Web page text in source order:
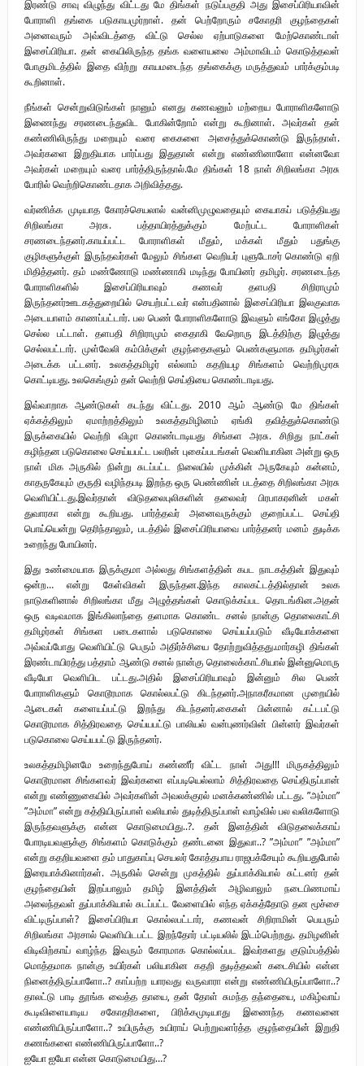
இரண்டு சாவு விழுந்து விட்டது மே திங்கள் நடுப்பகுதி அது இசைப்பிரியாவின்
போராளி தங்கை படுகாயமுர்றாள். தன் பெற்றோரும் சகோதரி குழந்தைகள்
அனைவரும் அவ்விடத்தை விட்டு செல்ல ஏற்பாடுகளை மேற்கொண்டாள்
இசைப்பிரியா. தன் கையிலிருந்த தங்க வளையலை அம்மாவிடம் கொடுத்தவள்
போகுமிடத்தில் இதை விற்று காயமடைந்த தங்கைக்கு மருத்துவம் பார்க்கும்படி
கூறினாள்.
நீங்கள் சென்றுவிடுங்கள் நானும் எனது கணவனும் மற்றைய போராளிகளோடு
இணைந்து சரணடைந்துவிட போகின்றோம் என்று கூறினாள். அவர்கள் தன்
கண்ணிலிருந்து மறையும் வரை கைகளை அசைத்துக்கொண்டு இருந்தாள்.
அவர்களை இறுதியாக பார்ப்பது இதுதான் என்று எண்ணினாளோ என்னவோ
அவர்கள் மறையும் வரை பார்த்திருந்தால்.மே திங்கள் 18 நாள் சிறிலங்கா அரசு
போரில் வெற்றிகொண்டதாக அறிவித்தது.
வர்ணிக்க முடியாத கோரச்செயலால் வன்னிமுழுவதையும் கையாகப் படுத்தியது
சிறிலங்கா அரசு. பத்தாயிரத்துக்கும் மேற்பட்ட போராளிகள்
சரணடைந்தனர்.காயப்பட்ட போராளிகள் மீதும், மக்கள் மீதும் பதுங்கு
குழிகளுக்குள் இருந்தவர்கள் மேலும் சிங்கள வெறியர் புளுடோசர் கொண்டு ஏறி
மிதித்தனர். தம் மண்ணோடு மண்ணாகி மடிந்து போயினர் தமிழர். சரணடைந்த
போராளிகளில் இசைப்பிரியாவும் கணவர் தளபதி சிறிராமும்
இருந்தனர்ஊடகத்துறையில் செயற்பட்டவர் என்பதினால் இசைப்பிரியா இலகுவாக
அடையாளம் காணப்பட்டார். பல பெண் போராளிகளோடு இவளும் எங்கோ இழுத்து
செல்ல பட்டாள். தளபதி சிறிராமும் கைதாகி வேறொரு இடத்திற்கு இழுத்து
செல்லபட்டார். முள்வேலி கம்பிக்குள் குழந்தைகளும் பெண்களுமாக தமிழர்கள்
அடைக்க பட்டனர். உலகத்தமிழர் எல்லாம் கதறியழ சிங்களம் வெற்றிமுரசு
கொட்டியது. உலகெங்கும் தன் வெற்றி செய்தியை கொண்டாடியது.
இவ்வாறாக ஆண்டுகள் கடந்து விட்டது. 2010 ஆம் ஆண்டு மே திங்கள்
ஏக்கத்திலும் ஏமாற்றத்திலும் உலகத்தமிழினம் ஏங்கி தவித்துக்கொண்டு
இருக்கையில் வெற்றி விழா கொண்டாடியது சிங்கள அரசு. சிறிது நாட்கள்
கழிந்தன படுகொலை செய்யபட்ட பலரின் புகைப்படங்கள் வெளியாகின அன்று ஒரு
நாள் மிக அருகில் நின்று சுடப்பட்ட நிலையில் முக்கின் அருகேயும் கன்னம்,
காதருகேயும் குருதி வழிந்தபடி இறந்த ஒரு பெண்ணின் படத்தை சிறிலங்கா அரசு
வெளியிட்டது.இவர்தான் விடுதலைபுலிகளின் தலைவர் பிரபாகரனின் மகள்
துவாரகா என்று கூறியது. பார்த்தவர் அனைவருக்கும் குறைப்பட்ட செய்தி
பொய்யென்று தெரிந்தாலும், படத்தில் இசைப்பிரியாவை பார்த்தனர் மனம் துடிக்க
உறைந்து போயினர்.
இது உண்மையாக இருக்குமா அல்லது சிங்களத்தின் கபட நாடகத்தின் இதுவும்
ஒன்ற… என்று கேள்விகள் இருந்தன.இந்த காலகட்டத்தில்தான் உலக
நாடுகளினால் சிறிலங்கா மீது அழுத்தங்கள் கொடுக்கப்பட தொடங்கின.அதன்
ஒரு வடிவமாக இங்கிலாந்தை தளமாக கொண்ட சனல் நான்கு தொலைகாட்சி
தமிழர்கள் சிங்கள படைகளால் படுகொலை செய்யப்படும் வீடியோக்களை
அவ்வப்போது வெளியிட்டு பெரும் அதிர்ச்சியை தோற்றுவித்தது.மார்கழி திங்கள்
இரண்டாயிரத்து பத்தாம் ஆண்டு சனல் நான்கு தொலைக்காட்சியால் இன்னுமொரு
வீடியோ வெளியிட பட்டது.அதில் இசைப்பிரியாவும் இன்னும் சில பெண்
போராளிகளும் கொடூரமாக கொல்லபட்டு கிடந்தனர்.அநாகரீகமான முறையில்
ஆடைகள் களையப்பட்டு இறந்து கிடந்தனர்.கைகள் பின்னால் கட்டபட்டு
கொடூரமாக சித்திரவதை செய்யபட்டு பாலியல் வன்புணர்வின் பின்னர் இவர்கள்
படுகொலை செய்யபட்டு இருந்தனர்.
உலகத்தமிழினமே உறைந்துபோய் கண்ணீர் விட்ட நாள் அது!!! மிருகத்திலும்
கொடூரமான சிங்களவர் இவர்களை எப்படியெல்லாம் சித்திரவதை செய்திருப்பான்
என்று எண்ணுகையில் அவர்களின் அவலக்குரல் மனக்கண்ணில் பட்டது. ”அம்மா”
”அம்மா” என்று கத்தியிருப்பாள் வலியால் துடித்திருப்பாள் வாழ்வில் பல வலிகளோடு
இருந்தவளுக்கு என்ன கொடுமையிது..?. தன் இனத்தின் விடுதலைக்காய்
போரடியவளுக்கு சிங்களம் கொடுக்கும் தண்டனை இதுவா..? ”அம்மா” ”அம்மா”
என்று கதறியவளை தம் பாதுகாப்பு செயலர் கோத்தபாய ராஜபக்சேயும் கூறியதுபோல்
இரையாக்கினார்கள். அருகில் சென்று முகத்தில் துப்பாக்கியால் சுட்டனர் தன்
குழந்தையின் இறப்பாலும் தமிழ் இனத்தின் அழிவாலும் நடைபிணமாய்
அலைந்தவள் துப்பாக்கியால் சுடப்பட்ட வேளையில் எந்த ஏக்கத்தோடு தன மூச்சை
விட்டிருப்பாள்? இசைப்பிரியா கொல்லபட்டார், கணவன் சிறிராமின் பெயரும்
சிறிலங்கா அரசால் வெளியிடபட்ட இறந்தோர் பட்டியலில் இடம்பெற்றது. தமிழனின்
விடிவிற்காய் வாழ்ந்த இவரும் கோரமாக கொல்லப்பட இவர்களது குடும்பத்தில்
மொத்தமாக நான்கு உயிர்கள் பலியாகின கதறி துடித்தவள் கடைசியில் என்ன
நினைத்திருப்பாளோ..? காப்பற்ற யாரவது வருவாரா என்று எண்ணியிருப்பாளோ..?
தாலட்டு பாடி தூங்க வைத்த தாயை, தன் தோள் சுமந்த தந்தையை, மகிழ்வாய்
கூடிவிளையாடிய சகோதரிகளை, பிரிக்கமுடியாது இணைந்த கணவனை
எண்ணியிருப்பாளோ..? உயிருக்கு உயிராய் பெற்றுவளர்த்த குழந்தையின் இறுதி
கணங்களை எண்ணியிருப்பாளோ..?
ஐயோ ஐயோ என்ன கொடுமையிது…?